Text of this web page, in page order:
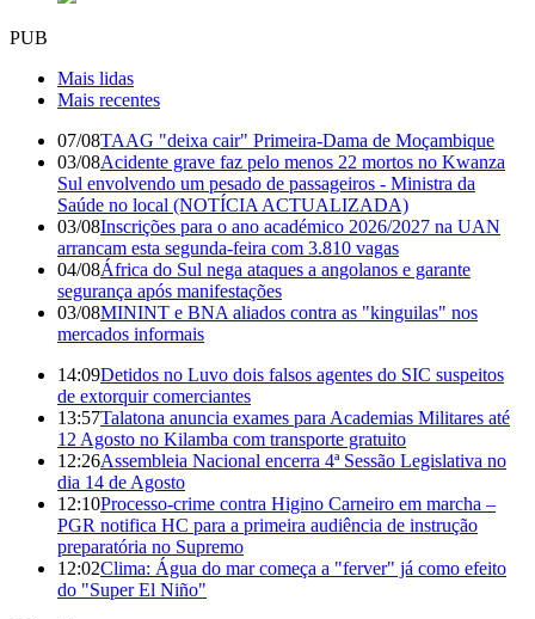
PUB
Mais lidas
Mais recentes
07/08TAAG "deixa cair" Primeira-Dama de Moçambique
03/08Acidente grave faz pelo menos 22 mortos no Kwanza
Sul envolvendo um pesado de passageiros - Ministra da
Saúde no local (NOTÍCIA ACTUALIZADA)
03/08Inscrições para o ano académico 2026/2027 na UAN
arrancam esta segunda-feira com 3.810 vagas
04/08África do Sul nega ataques a angolanos e garante
segurança após manifestações
03/08MININT e BNA aliados contra as "kinguilas" nos
mercados informais
14:09Detidos no Luvo dois falsos agentes do SIC suspeitos
de extorquir comerciantes
13:57Talatona anuncia exames para Academias Militares até
12 Agosto no Kilamba com transporte gratuito
12:26Assembleia Nacional encerra 4ª Sessão Legislativa no
dia 14 de Agosto
12:10Processo-crime contra Higino Carneiro em marcha –
PGR notifica HC para a primeira audiência de instrução
preparatória no Supremo
12:02Clima: Água do mar começa a "ferver" já como efeito
do "Super El Niño"